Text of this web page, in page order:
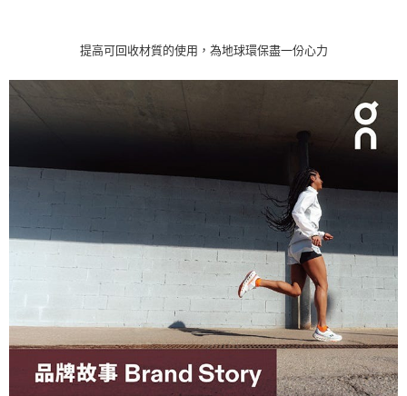
提高可回收材質的使用，為地球環保盡一份心力